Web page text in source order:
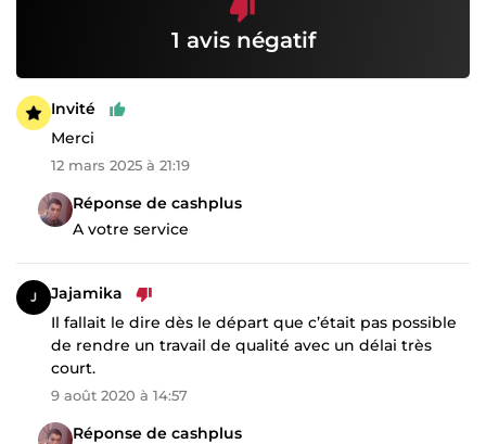
1 avis négatif
Invité
Merci
12 mars 2025 à 21:19
Réponse de cashplus
A votre service
Jajamika
Il fallait le dire dès le départ que c’était pas possible
de rendre un travail de qualité avec un délai très
court.
9 août 2020 à 14:57
Réponse de cashplus